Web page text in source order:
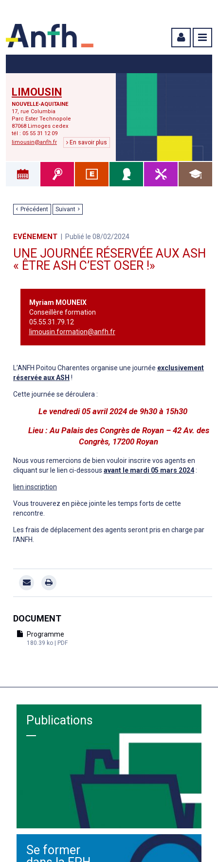
LIMOUSIN
NOUVELLE-AQUITAINE
17, rue Columbia
Parc Ester Technopole
87068 Limoges cedex
tél : 05 55 31 12 09
limousin@anfh.fr
En savoir plus
Précédent Suivant
EVÉNEMENT Publié le 08/02/2024
UNE JOURNÉE RÉSERVÉE AUX ASH
« ÊTRE ASH C’EST OSER !»
Myriam MOUNEIX
Conseillère formation
05.55.31.79.12
limousin.formation@anfh.fr
L’ANFH Poitou Charentes organise une journée exclusivement
réservée aux ASH !
Cette journée se déroulera :
Le vendredi 05 avril 2024 de 9h30 à 15h30
Lieu : Au Palais des Congrès de Royan – 42 Av. des
Congrès, 17200 Royan
Nous vous remercions de bien vouloir inscrire vos agents en
cliquant sur le lien ci-dessous avant le mardi 05 mars 2024:
lien inscription
Vous trouverez en pièce jointe les temps forts de cette
rencontre.
Les frais de déplacement des agents seront pris en charge par
l’ANFH.
DOCUMENT
Programme
180.39 ko | PDF
Publications
Se former